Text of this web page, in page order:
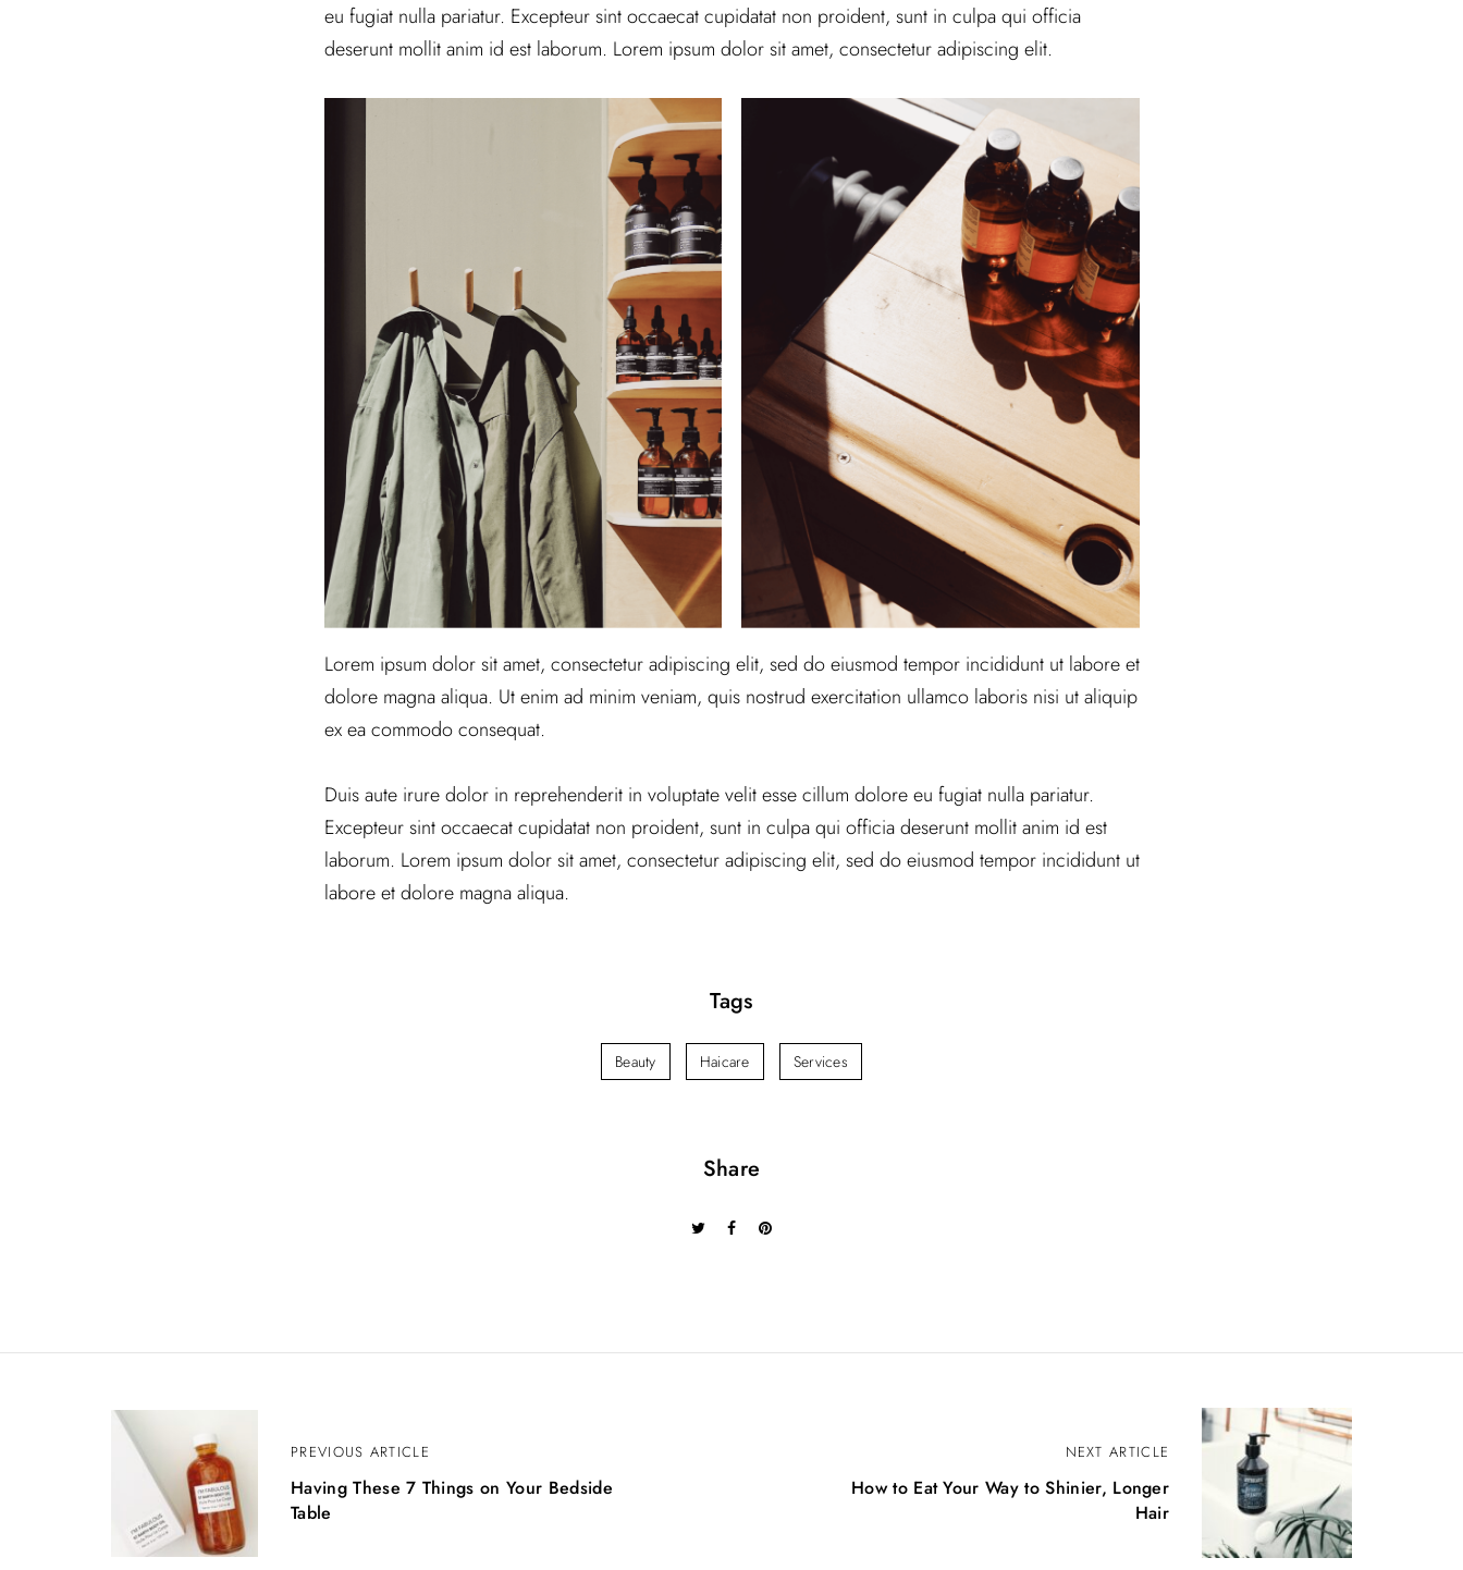
eu fugiat nulla pariatur. Excepteur sint occaecat cupidatat non proident, sunt in culpa qui officia
deserunt mollit anim id est laborum. Lorem ipsum dolor sit amet, consectetur adipiscing elit.
Lorem ipsum dolor sit amet, consectetur adipiscing elit, sed do eiusmod tempor incididunt ut labore et
dolore magna aliqua. Ut enim ad minim veniam, quis nostrud exercitation ullamco laboris nisi ut aliquip
ex ea commodo consequat.
Duis aute irure dolor in reprehenderit in voluptate velit esse cillum dolore eu fugiat nulla pariatur.
Excepteur sint occaecat cupidatat non proident, sunt in culpa qui officia deserunt mollit anim id est
laborum. Lorem ipsum dolor sit amet, consectetur adipiscing elit, sed do eiusmod tempor incididunt ut
labore et dolore magna aliqua.
Tags
Beauty Haicare Services
Share
PREVIOUS ARTICLE
Having These 7 Things on Your Bedside
Table
NEXT ARTICLE
How to Eat Your Way to Shinier, Longer
Hair